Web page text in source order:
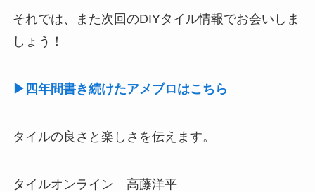
それでは、また次回のDIYタイル情報でお会いしま
しょう！
▶四年間書き続けたアメブロはこちら
タイルの良さと楽しさを伝えます。
タイルオンライン 高藤洋平